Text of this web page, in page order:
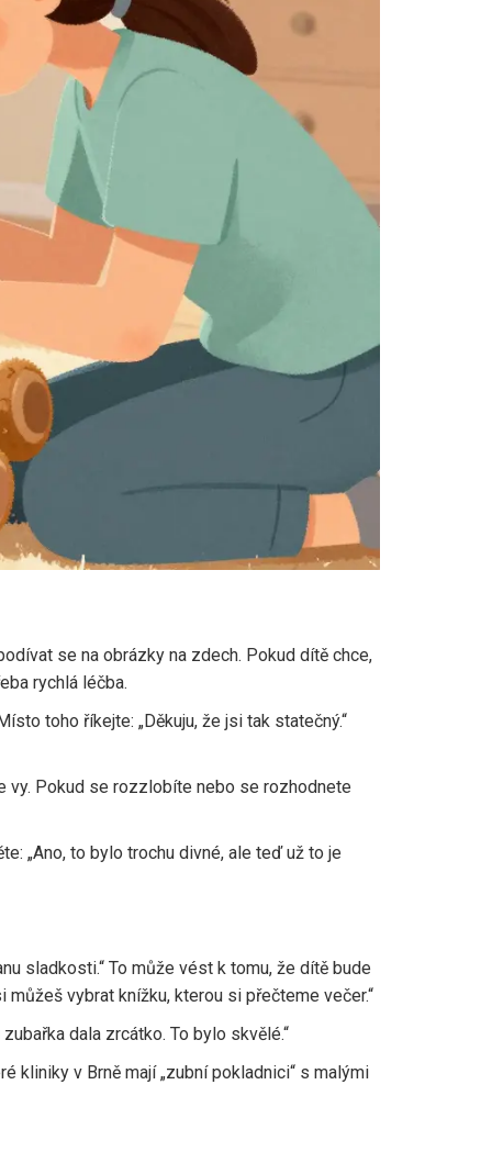
se na obrázky na zdech. Pokud dítě chce,
rychlá léčba.
toho říkejte: „Děkuju, že jsi tak statečný.“
vy. Pokud se rozzlobíte nebo se rozhodnete
„Ano, to bylo trochu divné, ale teď už to je
sladkosti.“ To může vést k tomu, že dítě bude
vybrat knížku, kterou si přečteme večer.“
dala zrcátko. To bylo skvělé.“
kliniky v Brně mají „zubní pokladnici“ s malými